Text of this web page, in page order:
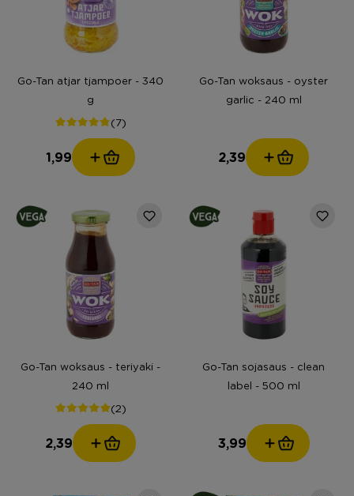
Go-Tan atjar tjampoer - 340
g
(7)
1,99
Go-Tan woksaus - oyster
garlic - 240 ml
2,39
Go-Tan woksaus - teriyaki -
240 ml
(2)
2,39
Go-Tan sojasaus - clean
label - 500 ml
3,99